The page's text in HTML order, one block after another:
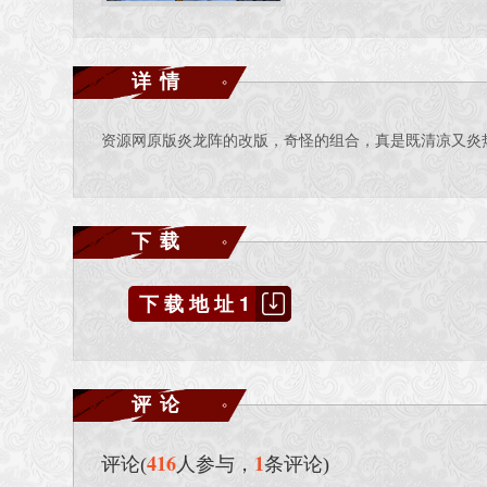
详情
资源网原版炎龙阵的改版，奇怪的组合，真是既清凉又炎
下载
下载地址1
评论
评论(416 人参与， 1条评论)